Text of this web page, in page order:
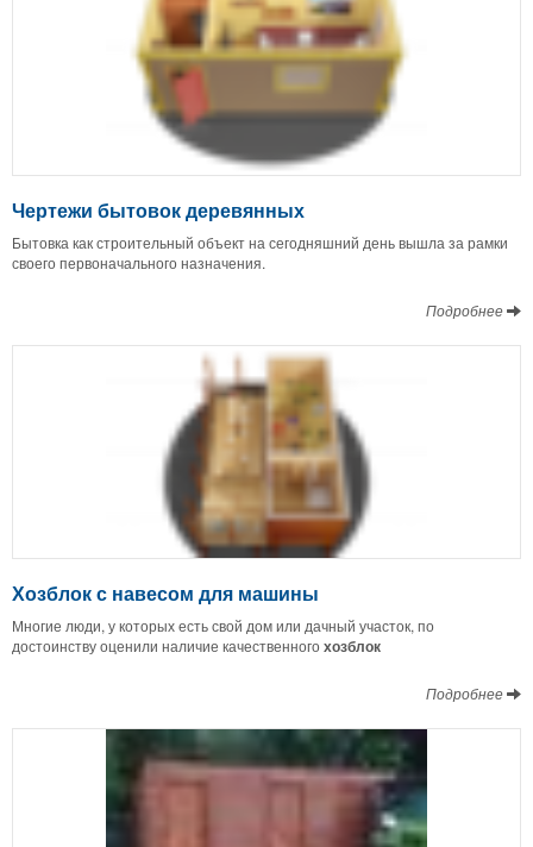
Чертежи бытовок деревянных
Бытовка как строительный объект на сегодняшний день вышла за рамки
своего первоначального назначения.
Подробнее
Хозблок с навесом для машины
Многие люди, у которых есть свой дом или дачный участок, по
достоинству оценили наличие качественногохозблок
Подробнее